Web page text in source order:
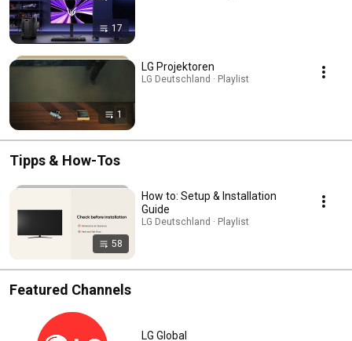
17
1
LG Projektoren
LG Deutschland · Playlist
Tipps & How-Tos
58
How to: Setup & Installation
Guide
LG Deutschland · Playlist
Featured Channels
LG Global